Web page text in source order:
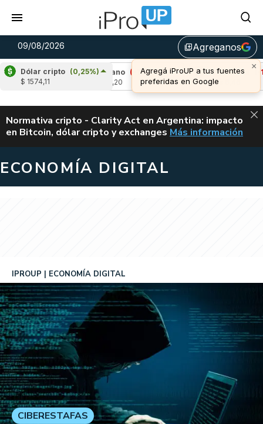
09/08/2026 library_addAgreganos
×
Agregá iProUP a tus fuentes
preferidas en Google
Dólar cripto (0,25%)
$ 1574,11
Cardano
(-1,54%)
Avalanche (-1,46%)
u$s 6,46
ALERTA
Normativa cripto - Clarity Act en Argentina: impacto
en Bitcoin, dólar cripto y exchanges CLARITY ACT EN
Más información
ECONOMÍA DIGITAL
IPROUP ECONOMÍA DIGITAL
CIBERESTAFAS